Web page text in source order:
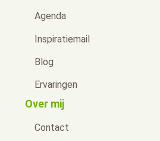
Agenda
Inspiratiemail
Blog
Ervaringen
Over mij
Contact